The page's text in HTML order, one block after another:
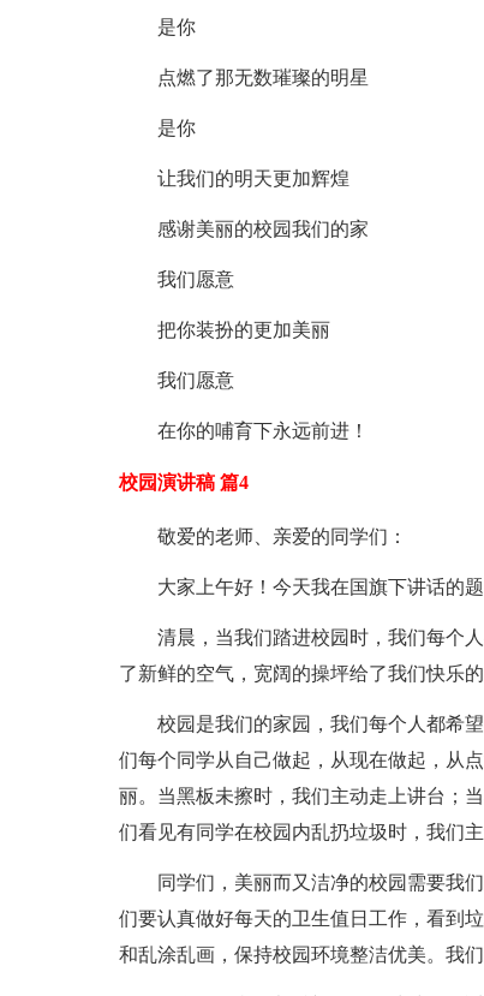
是你
点燃了那无数璀璨的明星
是你
让我们的明天更加辉煌
感谢美丽的校园我们的家
我们愿意
把你装扮的更加美丽
我们愿意
在你的哺育下永远前进！
校园演讲稿 篇4
敬爱的老师、亲爱的同学们：
大家上午好！今天我在国旗下讲话的
清晨，当我们踏进校园时，我们每个
了新鲜的空气，宽阔的操坪给了我们快乐的
校园是我们的家园，我们每个人都希
们每个同学从自己做起，从现在做起，从
丽。当黑板未擦时，我们主动走上讲台；
们看见有同学在校园内乱扔垃圾时，我们
同学们，美丽而又洁净的校园需要我
们要认真做好每天的卫生值日工作，看到
和乱涂乱画，保持校园环境整洁优美。我